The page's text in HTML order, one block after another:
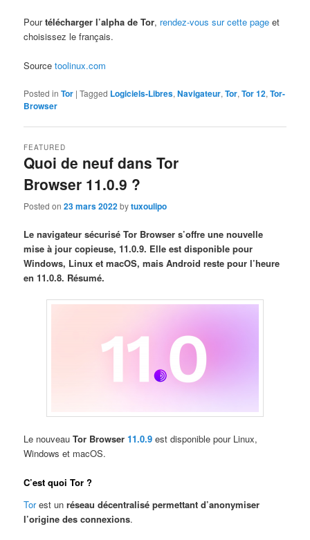
Pourtélécharger l’alpha de Tor, rendez-vous sur cette page et
choisissez le français.
Sourcetoolinux.com
Posted in Tor |Tagged Logiciels-Libres,Navigateur,Tor,Tor 12,Tor-
Browser
Quoi de neuf dans Tor
Browser 11.0.9 ?
FEATURED
Posted on23 mars 2022bytuxoulipo
Le navigateur sécurisé Tor Browser s’offre une nouvelle
mise à jour copieuse, 11.0.9. Elle est disponible pour
Windows, Linux et macOS, mais Android reste pour l’heure
en 11.0.8. Résumé.
Le nouveauTor Browser11.0.9 est disponible pour Linux,
Windows et macOS.
C’est quoi Tor ?
Torest unréseau décentralisé permettant d’anonymiser
l’origine des connexions.